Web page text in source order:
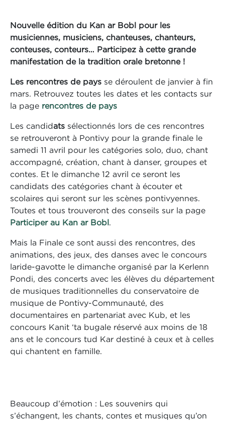
Nouvelle édition du Kan ar Bobl pour les
musiciennes, musiciens, chanteuses, chanteurs,
conteuses, conteurs… Participez à cette grande
manifestation de la tradition orale bretonne !
Les rencontres de pays se déroulent de janvier à fin
mars. Retrouvez toutes les dates et les contacts sur
la page rencontres de pays
Les candidats sélectionnés lors de ces rencontres
se retrouveront à Pontivy pour la grande finale le
samedi 11 avril pour les catégories solo, duo, chant
accompagné, création, chant à danser, groupes et
contes. Et le dimanche 12 avril ce seront les
candidats des catégories chant à écouter et
scolaires qui seront sur les scènes pontivyennes.
Toutes et tous trouveront des conseils sur la page
Participer au Kan ar Bobl.
Mais la Finale ce sont aussi des rencontres, des
animations, des jeux, des danses avec le concours
laride-gavotte le dimanche organisé par la Kerlenn
Pondi, des concerts avec les élèves du département
de musiques traditionnelles du conservatoire de
musique de Pontivy-Communauté, des
documentaires en partenariat avec Kub, et les
concours Kanit ‘ta bugale réservé aux moins de 18
ans et le concours tud Kar destiné à ceux et à celles
qui chantent en famille.
Beaucoup d’émotion : Les souvenirs qui
s’échangent, les chants, contes et musiques qu’on